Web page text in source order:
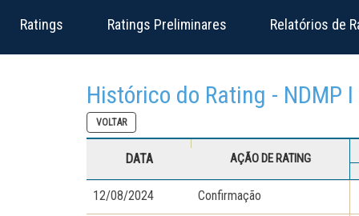
Ratings Ratings Preliminares Relatórios de
Histórico do Rating - NDMP I
VOLTAR
DATA AÇÃO DE RATING
12/08/2024 Confirmação